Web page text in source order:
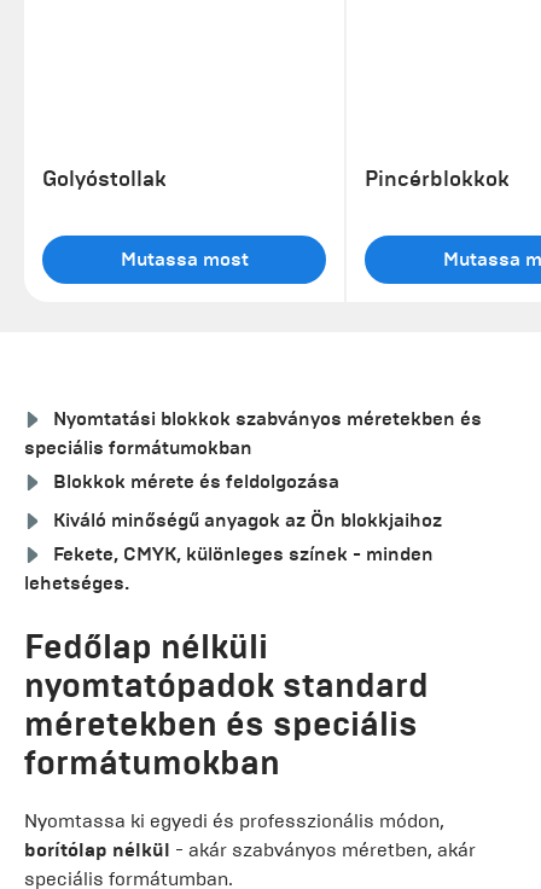
Golyóstollak
Mutassa most
Pincérblokkok
Mutassa
Nyomtatási blokkok szabványos méretekben és
speciális formátumokban
Blokkok mérete és feldolgozása
Kiváló minőségű anyagok az Ön blokkjaihoz
Fekete, CMYK, különleges színek - minden
lehetséges.
Fedőlap nélküli
nyomtatópadok standard
méretekben és speciális
formátumokban
Nyomtassa ki egyedi és professzionális módon,
borítólap nélkül - akár szabványos méretben, akár
speciális formátumban.